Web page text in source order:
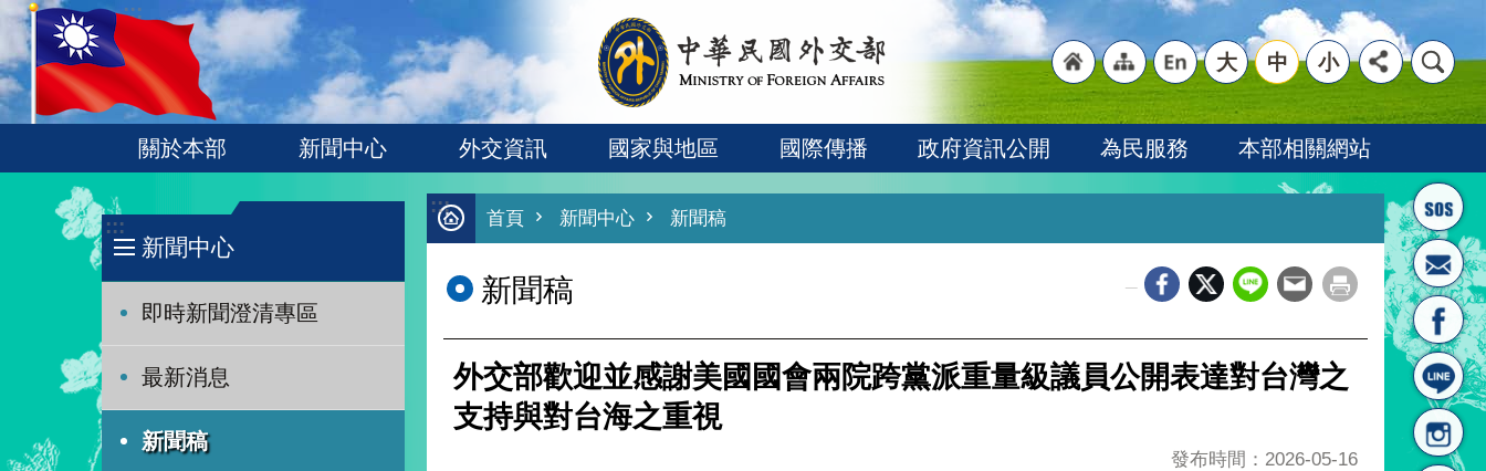
跳到主要內容區塊
:::
首頁
"網
站導
"英
文語
大 中 小
關於本部 新聞中心 外交資訊 國家與地區 國際傳播 政府資訊公開 為民服務 本部相關網站
:::
新聞中心
即時新聞澄清專區
最新消息
新聞稿
:::
首頁 新聞中心 新聞稿
新聞稿
外交部歡迎並感謝美國國會兩院跨黨派重量級議員公開表達對台灣之
支持與對台海之重視
發布時間：2026-05-16